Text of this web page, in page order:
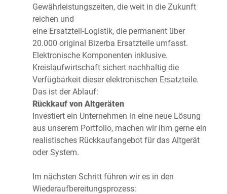
Gewährleistungszeiten, die weit in die Zukunft
reichen und
eine Ersatzteil-Logistik, die permanent über
20.000 original Bizerba Ersatzteile umfasst.
Elektronische Komponenten inklusive.
Kreislaufwirtschaft sichert nachhaltig die
Verfügbarkeit dieser elektronischen Ersatzteile.
Das ist der Ablauf:
Rückkauf von Altgeräten
Investiert ein Unternehmen in eine neue Lösung
aus unserem Portfolio, machen wir ihm gerne ein
realistisches Rückkaufangebot für das Altgerät
oder System.
Im nächsten Schritt führen wir es in den
Wiederaufbereitungsprozess: